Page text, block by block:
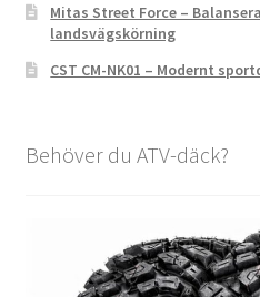
Mitas Street Force –
landsvägskörning
CST CM-NK01 – Modernt
Behöver du ATV-däck?